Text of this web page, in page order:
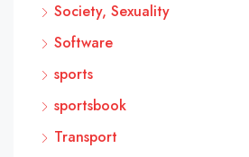
Society, Sexuality
Software
sports
sportsbook
Transport